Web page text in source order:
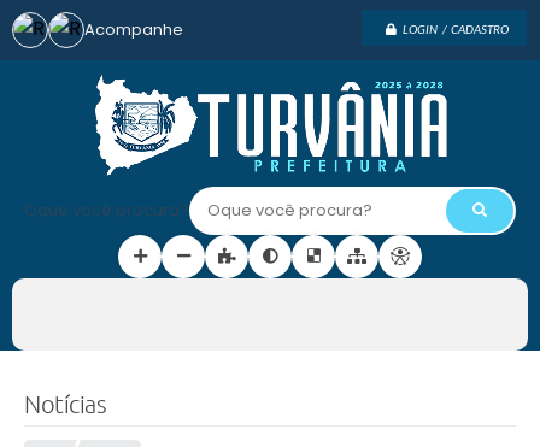
LOGIN / CADASTRO
Oque você procura?
Acompanhe
Notícias